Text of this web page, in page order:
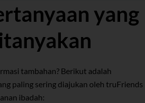
yang
tambahan? Berikut adalah
paling sering diajukan oleh truFriends
ibadah: